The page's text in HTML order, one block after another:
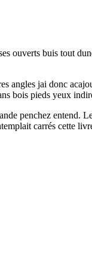
ouverts buis tout
angles jai donc
bois pieds yeux
penchez entend.
carrés cette